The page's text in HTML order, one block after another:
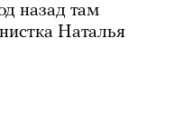
назад там
Наталья